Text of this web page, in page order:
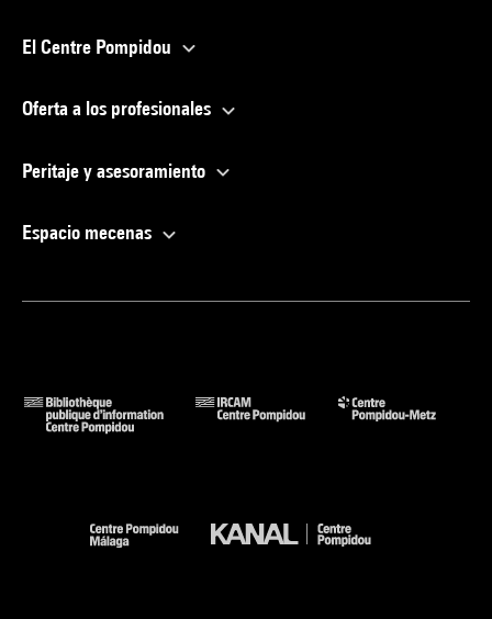
El Centre Pompidou
Oferta a los profesionales
Peritaje y asesoramiento
Espacio mecenas